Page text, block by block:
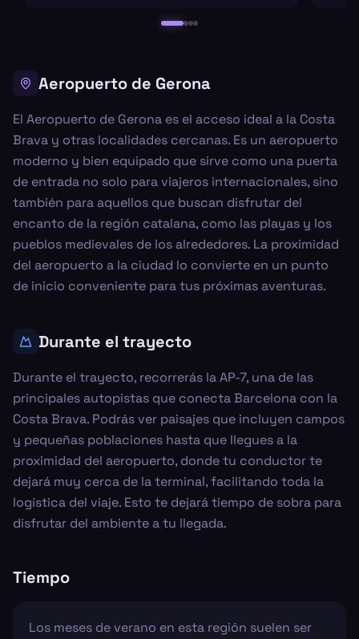
Aeropuerto de Gerona
El Aeropuerto de Gerona es el acceso ideal a la Costa
Brava y otras localidades cercanas. Es un aeropuerto
moderno y bien equipado que sirve como una puerta
de entrada no solo para viajeros internacionales, sino
también para aquellos que buscan disfrutar del
encanto de la región catalana, como las playas y los
pueblos medievales de los alrededores. La proximidad
del aeropuerto a la ciudad lo convierte en un punto
de inicio conveniente para tus próximas aventuras.
Durante el trayecto
Durante el trayecto, recorrerás la AP-7, una de las
principales autopistas que conecta Barcelona con la
Costa Brava. Podrás ver paisajes que incluyen campos
y pequeñas poblaciones hasta que llegues a la
proximidad del aeropuerto, donde tu conductor te
dejará muy cerca de la terminal, facilitando toda la
logística del viaje. Esto te dejará tiempo de sobra para
disfrutar del ambiente a tu llegada.
Tiempo
Los meses de verano en esta región suelen ser